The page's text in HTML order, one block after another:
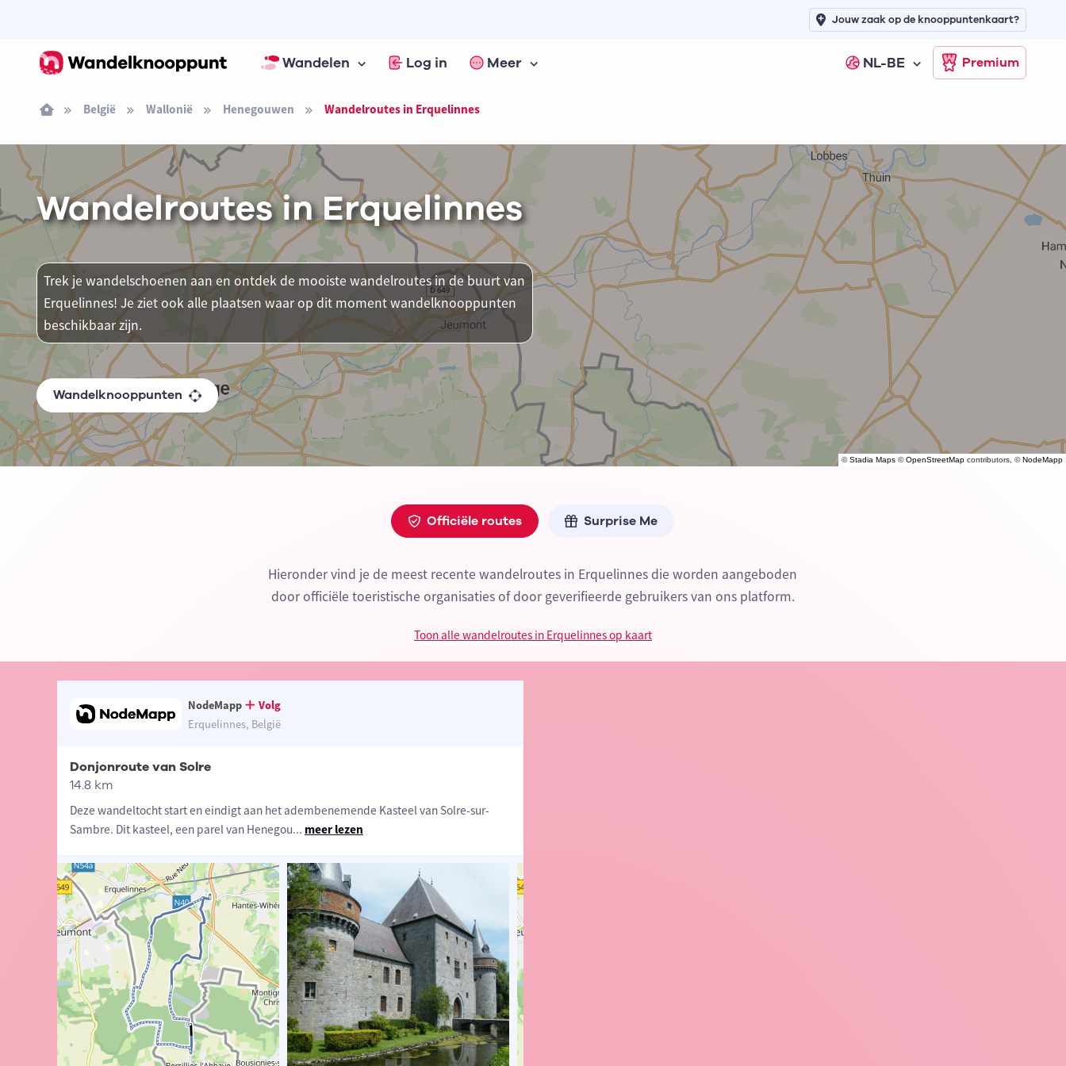
Wandelen Log in Meer NL-BE Premium
Jouw zaak op de knooppuntenkaart?
België Wallonië Henegouwen Wandelroutes in Erquelinnes
©Stadia Maps ©OpenStreetMap contributors, ©NodeMapp
Wandelroutes in Erquelinnes
Trek je wandelschoenen aan en ontdek de mooiste wandelroutes in de buurt van
Erquelinnes! Je ziet ook alle plaatsen waar op dit moment wandelknooppunten
beschikbaar zijn.
Wandelknooppunten
Officiële routes Surprise Me
Hieronder vind je de meest recente wandelroutes in Erquelinnes die worden aangeboden
door officiële toeristische organisaties of door geverifieerde gebruikers van ons platform.
Toon alle wandelroutes in Erquelinnes op kaart
NodeMapp
Volg
Erquelinnes, België
Donjonroute van Solre
14.8 km
Deze wandeltocht start en eindigt aan het adembenemende Kasteel van Solre-sur-
Sambre. Dit kasteel, een parel van Henegou... meer lezen